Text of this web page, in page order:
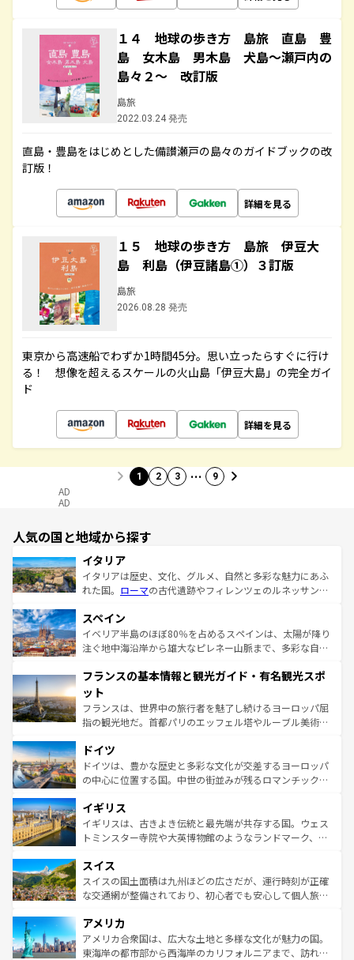
１４ 地球の歩き方 島旅 直島 豊
島 女木島 男木島 犬島～瀬戸内の
島々２～ 改訂版
島旅
2022.03.24 発売
直島・豊島をはじめとした備讃瀬戸の島々のガイドブックの改
訂版！
詳細を見る
１５ 地球の歩き方 島旅 伊豆大
島 利島（伊豆諸島①）３訂版
島旅
2026.08.28 発売
東京から高速船でわずか1時間45分。思い立ったらすぐに行け
る！ 想像を超えるスケールの火山島「伊豆大島」の完全ガイ
ド
詳細を見る
1 2 3 … 9
AD
AD
人気の国と地域から探す
イタリア
イタリアは歴史、文化、グルメ、自然と多彩な魅力にあふ
れた国。 ローマの古代遺跡やフィレンツェのルネッサンス
ろん、トスカーナの美しい田園風景やアマルフィ海岸の絶
景など、自然景観も見逃せない。観光の合間には、本場の
ピザやパスタなど、絶品のイタリア料理を堪能することも
ませてくれるイタリアで、忘れられない旅をしてみよう！
なお、新着のイタリア情報は
しい。
スペイン
イベリア半島のほぼ80％を占めるスペインは、太陽が降り
注ぐ地中海沿岸から雄大なピレネー山脈まで、多彩な自然
文化が根付くこの国では、情熱的なフラメンコ、熱気あふ
れる闘牛、そして美味しいタパスが生活の一部となってい
る。首都マドリードの洗練された雰囲気や、バルセロナの
アートに溢れた街角から、地方では古代ローマ遺跡や中世
せる。地方によって風土や気候が異なるスペインはその個
性で訪れる人を魅了する。 なお、新着のスペイン情報は コ
ンテンツ一覧を参照してほしい。
フランスの基本情報と観光ガイド・有名観光スポ
ット
フランスは、世界中の旅行者を魅了し続けるヨーロッパ屈
指の観光地だ。首都パリのエッフェル塔やルーブル美術館
で、幅広い魅力が詰まっている。華麗な宮殿、歴史的な大
聖堂、美しいビーチ、そして豊かな自然が、訪れる者を心
から魅了する。また、フランスは美食の国としても知ら
いる。シャンパンの発祥地であるランス、プロヴァンスの
香り高いラベンダー畑など、多彩な楽しみ方が可能だ。さ
らに、パリ以外の地域にも魅力が溢れており、どの街角に
れる地方に足を運ぶとそれぞれで全く異なる文化を体験で
きるだろう。 なお、新着のフランス情報はコンテンツ一覧
を参照してほしい。
ドイツ
ドイツは、豊かな歴史と多彩な文化が交差するヨーロッパ
の中心に位置する国。中世の街並みが残るロマンチック街
顔を持つこの国は、どこを歩いても飽きることがない。ベ
ルリンの文化的活気、バイエルン州のアルプスの絶景、そ
してライン川沿いのワイン畑といった風景は必見。ビール
は、お酒好きな人にはぜひ体験してほしい。 なお、新着の
ドイツ情報はコンテンツ一覧を参照してほしい。
イギリス
イギリスは、古きよき伝統と最先端が共存する国。ウェス
トミンスター寺院や大英博物館のようなランドマーク、歴
リアごとに異なる魅力がある。また、優雅なアフタヌーン
ティー、ビール好きにはたまらない英国パブ、サッカー観
戦など、本場だからこそできる体験も豊富。イギリスを旅
ンツ一覧を参照してほしい。
スイス
スイスの国土面積は九州ほどの広さだが、運行時刻が正確
な交通網が整備されており、初心者でも安心して個人旅行
の建物がそのまま残る町や、スイスならではのユニークな
博物館もあり、アルプス観光だけでなく町歩きも満喫する
ことができる。国民の所得が高いため物価も高いが、旅行
アメリカ
アメリカ合衆国は、広大な土地と多様な文化が魅力の国。
東海岸の都市部から西海岸のカリフォルニアまで、訪れる